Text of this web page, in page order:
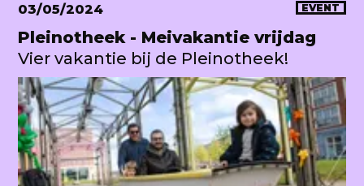
03/05/2024 EVENT
Pleinotheek - Meivakantie vrijdag
Vier vakantie bij de Pleinotheek!